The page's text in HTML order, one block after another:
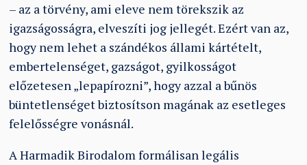
– az a törvény, ami eleve nem törekszik az
igazságosságra, elveszíti jog jellegét. Ezért van az,
hogy nem lehet a szándékos állami kártételt,
embertelenséget, gazságot, gyilkosságot
előzetesen „lepapírozni”, hogy azzal a bűnös
büntetlenséget biztosítson magának az esetleges
felelősségre vonásnál.
A Harmadik Birodalom formálisan legális